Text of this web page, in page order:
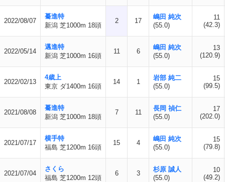
2022/08/07
驀進特
新潟 芝1000m 18頭
2 17
嶋田 純次
(55.0)
11
(42.3)
2022/05/14
邁進特
新潟 芝1000m 16頭
11 6
嶋田 純次
(55.0)
13
(120.9)
2022/02/13
4歳上
東京 ダ1400m 16頭
14 1
岩部 純二
(55.0)
15
(99.5)
2021/08/08
驀進特
新潟 芝1000m 18頭
7 11
長岡 禎仁
(55.0)
17
(202.0)
2021/07/17
横手特
福島 芝1200m 16頭
15 4
嶋田 純次
(55.0)
15
(79.8)
2021/07/04
さくら
福島 芝1200m 12頭
6 3
杉原 誠人
(55.0)
10
(49.2)